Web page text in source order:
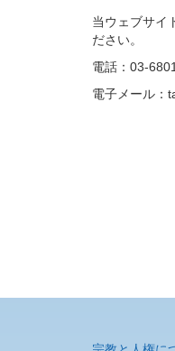
当ウェブサイ
ださい。
電話：03-
電子メール：